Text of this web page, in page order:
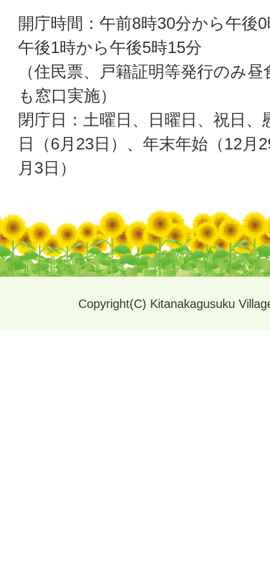
開庁時間：午前8時30分から午後
午後1時から午後5時15分
（住民票、戸籍証明等発行のみ昼
も窓口実施）
閉庁日：土曜日、日曜日、祝日、
日（6月23日）、年末年始（12月
月3日）
Copyright(C) Kitanakagusuku